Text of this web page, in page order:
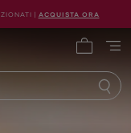
| ACQUISTA ORA